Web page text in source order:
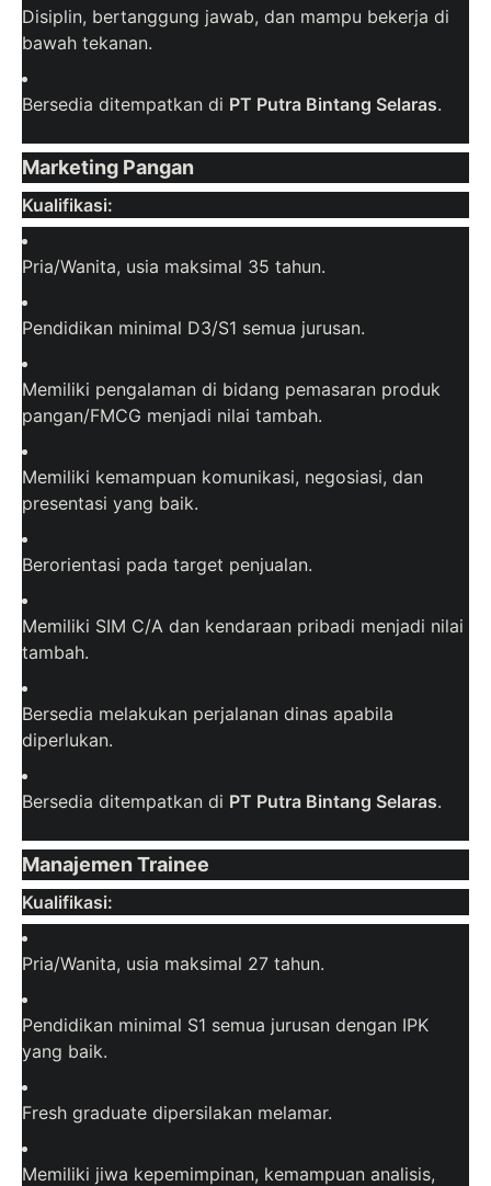
Disiplin, bertanggung jawab, dan mampu bekerja di
bawah tekanan.
Bersedia ditempatkan di PT Putra Bintang Selaras.
Marketing Pangan
Kualifikasi:
Pria/Wanita, usia maksimal 35 tahun.
Pendidikan minimal D3/S1 semua jurusan.
Memiliki pengalaman di bidang pemasaran produk
pangan/FMCG menjadi nilai tambah.
Memiliki kemampuan komunikasi, negosiasi, dan
presentasi yang baik.
Berorientasi pada target penjualan.
Memiliki SIM C/A dan kendaraan pribadi menjadi nilai
tambah.
Bersedia melakukan perjalanan dinas apabila
diperlukan.
Bersedia ditempatkan di PT Putra Bintang Selaras.
Manajemen Trainee
Kualifikasi:
Pria/Wanita, usia maksimal 27 tahun.
Pendidikan minimal S1 semua jurusan dengan IPK
yang baik.
Fresh graduate dipersilakan melamar.
Memiliki jiwa kepemimpinan, kemampuan analisis,